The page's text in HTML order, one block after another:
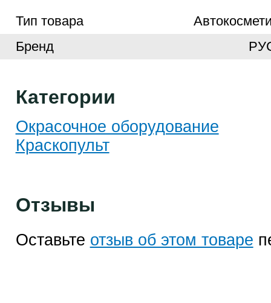
Тип товара
Бренд
Категории
Окрасочное оборудование
Краскопульт
Отзывы
Оставьте отзыв об этом товаре